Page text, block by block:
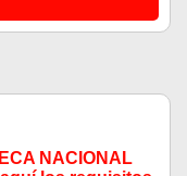
NACIONAL